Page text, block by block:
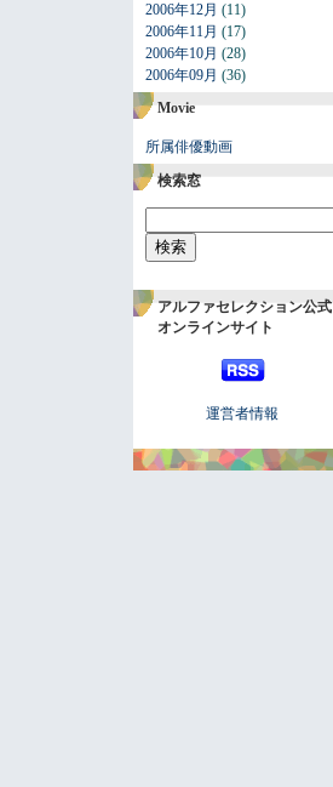
2006年12月 (11)
2006年11月 (17)
2006年10月 (28)
2006年09月 (36)
Movie
所属俳優動画
検索窓
アルファセレクション公式
オンラインサイト
運営者情報